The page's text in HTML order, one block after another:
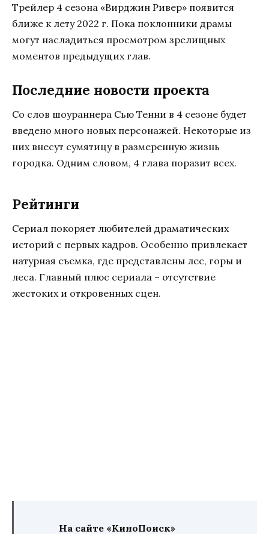
Трейлер 4 сезона «Вирджин Ривер» появится
ближе к лету 2022 г. Пока поклонники драмы
могут насладиться просмотром зрелищных
моментов предыдущих глав.
Последние новости проекта
Со слов шоураннера Сью Тенни в 4 сезоне будет
введено много новых персонажей. Некоторые из
них внесут сумятицу в размеренную жизнь
городка. Одним словом, 4 глава поразит всех.
Рейтинги
Сериал покоряет любителей драматических
историй с первых кадров. Особенно привлекает
натурная съемка, где представлены лес, горы и
леса. Главный плюс сериала – отсутствие
жестоких и откровенных сцен.
На сайте «КиноПоиск»